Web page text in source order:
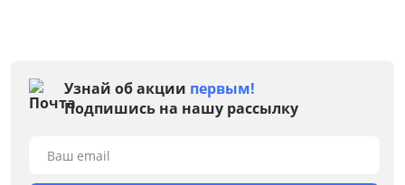
Узнай об акции первым!
Подпишись на нашу рассылку
Ваш email